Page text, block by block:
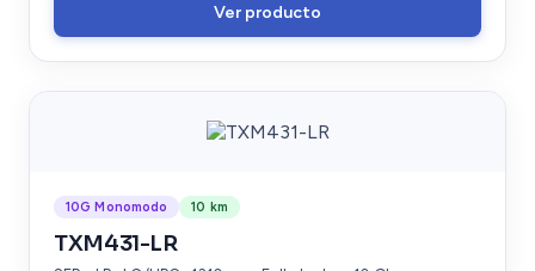
Ver producto
10G Monomodo 10 km
TXM431-LR